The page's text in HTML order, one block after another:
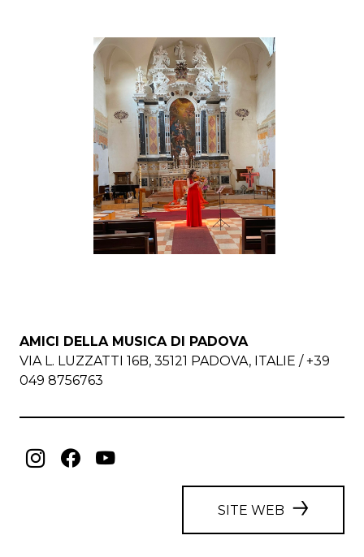
AMICI DELLA MUSICA DI PADOVA
VIA L. LUZZATTI 16B, 35121 PADOVA, ITALIE / +39
049 8756763
SITE WEB